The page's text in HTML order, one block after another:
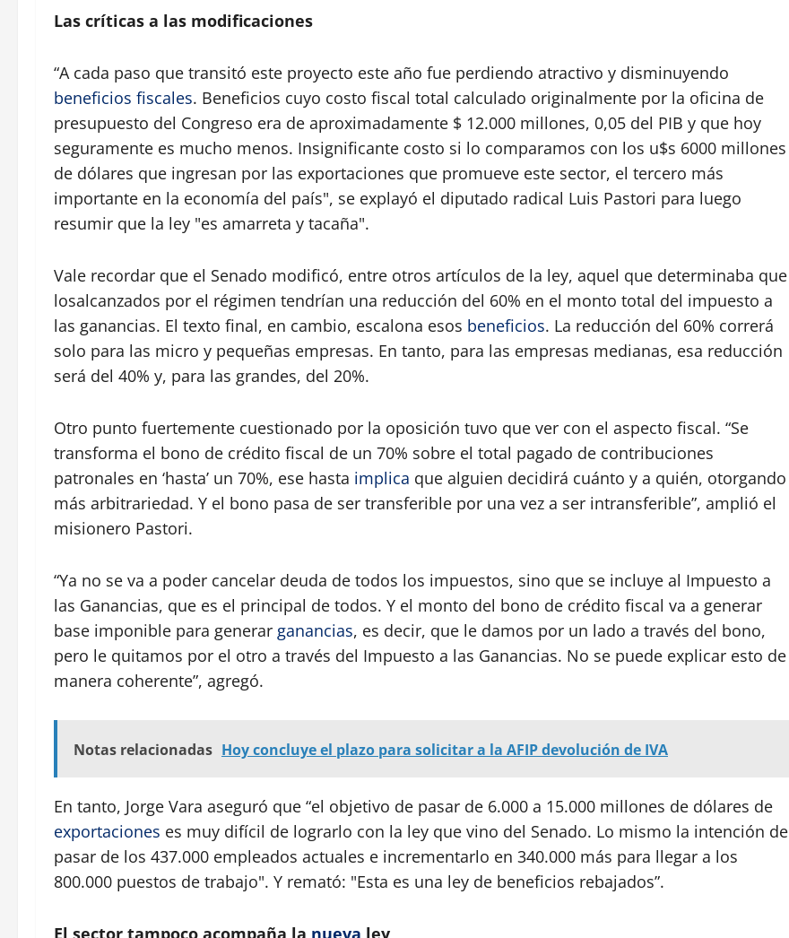
Las críticas a las modificaciones
“A cada paso que transitó este proyecto este año fue perdiendo atractivo y disminuyendo
beneficios fiscales. Beneficios cuyo costo fiscal total calculado originalmente por la oficina de
presupuesto del Congreso era de aproximadamente $ 12.000 millones, 0,05 del PIB y que hoy
seguramente es mucho menos. Insignificante costo si lo comparamos con los u$s 6000 millones
de dólares que ingresan por las exportaciones que promueve este sector, el tercero más
importante en la economía del país", se explayó el diputado radical Luis Pastori para luego
resumir que la ley "es amarreta y tacaña".
Vale recordar que el Senado modificó, entre otros artículos de la ley, aquel que determinaba que
losalcanzados por el régimen tendrían una reducción del 60% en el monto total del impuesto a
las ganancias. El texto final, en cambio, escalona esos beneficios. La reducción del 60% correrá
solo para las micro y pequeñas empresas. En tanto, para las empresas medianas, esa reducción
será del 40% y, para las grandes, del 20%.
Otro punto fuertemente cuestionado por la oposición tuvo que ver con el aspecto fiscal. “Se
transforma el bono de crédito fiscal de un 70% sobre el total pagado de contribuciones
patronales en ‘hasta’ un 70%, ese hasta implica que alguien decidirá cuánto y a quién, otorgando
más arbitrariedad. Y el bono pasa de ser transferible por una vez a ser intransferible”, amplió el
misionero Pastori.
“Ya no se va a poder cancelar deuda de todos los impuestos, sino que se incluye al Impuesto a
las Ganancias, que es el principal de todos. Y el monto del bono de crédito fiscal va a generar
base imponible para generar ganancias, es decir, que le damos por un lado a través del bono,
pero le quitamos por el otro a través del Impuesto a las Ganancias. No se puede explicar esto de
manera coherente”, agregó.
Notas relacionadas Hoy concluye el plazo para solicitar a la AFIP devolución de IVA
En tanto, Jorge Vara aseguró que “el objetivo de pasar de 6.000 a 15.000 millones de dólares de
exportaciones es muy difícil de lograrlo con la ley que vino del Senado. Lo mismo la intención de
pasar de los 437.000 empleados actuales e incrementarlo en 340.000 más para llegar a los
800.000 puestos de trabajo". Y remató: "Esta es una ley de beneficios rebajados”.